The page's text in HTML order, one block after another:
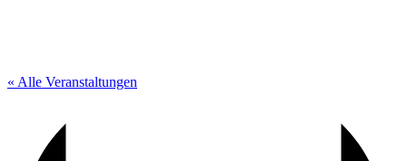
« Alle Veranstaltungen